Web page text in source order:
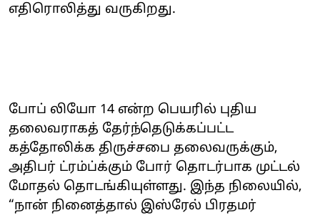
எதிரொலித்து வருகிறது.
போப் லியோ 14 என்ற பெயரில் புதிய
தலைவராகத் தேர்ந்தெடுக்கப்பட்ட
கத்தோலிக்க திருச்சபை தலைவருக்கும்,
அதிபர் ட்ரம்ப்க்கும் போர் தொடர்பாக முட்டல்
மோதல் தொடங்கியுள்ளது. இந்த நிலையில்,
“நான் நினைத்தால் இஸ்ரேல் பிரதமர்